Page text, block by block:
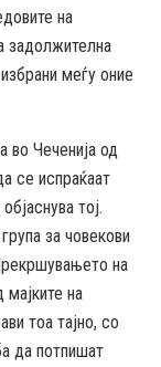
на
задолжителна
меѓу оние
во Чеченија од
се испраќаат
тој.
за човекови
на
мајките на
тоа тајно, со
да потпишат